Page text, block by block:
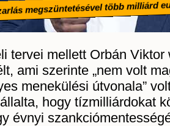
megszüntetésével több milliárd
tervei mellett Orbán Viktor
ami szerinte „nem volt
menekülési útvonala”
hogy tízmilliárdokat
évnyi